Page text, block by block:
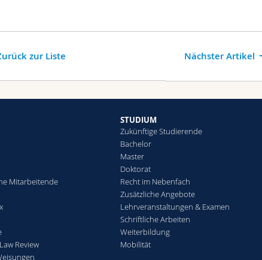
Nächster Artikel
zur Liste
Mitarbeitende
Review
STUDIUM
Zukünftige Studierende
Bachelor
Master
Doktorat
Recht im Nebenfach
Zusätzliche Angebote
Lehrveranstaltungen & Examen
Schriftliche Arbeiten
Weiterbildung
Mobilität